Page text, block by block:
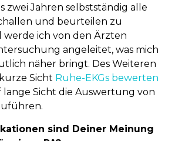
zwei Jahren selbstständig alle
und beurteilen zu
werde ich von den Ärzten
angeleitet, was mich
näher bringt. Des Weiteren
Sicht Ruhe-EKGs bewerten
lange Sicht die Auswertung von
sind Deiner Meinung